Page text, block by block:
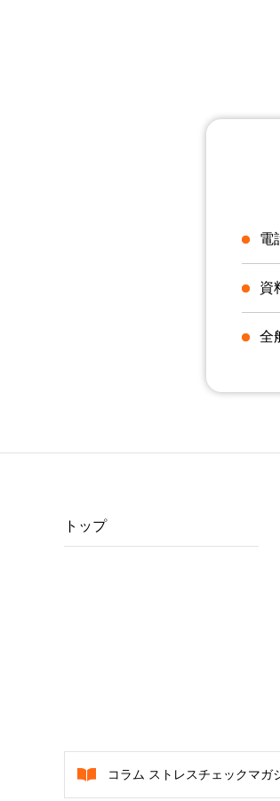
電
資
全
トップ
コラム ストレスチェックマガ